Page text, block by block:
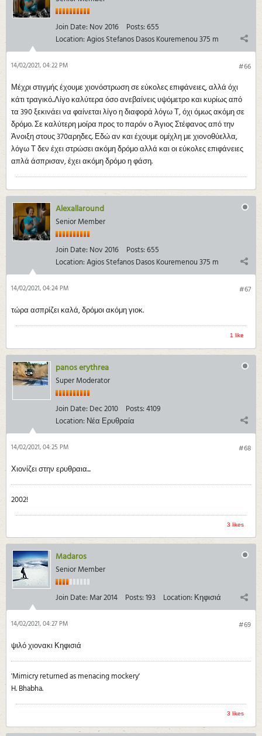
Join Date: Nov 2016 Posts:655
Location:Agios Stefanos Dasos Kouremenou 375 m
#66
14/02/2021, 04:22 PM
Μέχρι στιγμής έχουμε χιονόστρωση σε εύκολες επιφάνειες, αλλά όχι
κάτι τραγικό..Λίγο καλύτερα όσο ανεβαίνεις υψόμετρο και κυρίως από
τα 390 ξεκινάει να φαίνεται λίγο η διαφορά λόγω Τ, όχι όμως ακόμη σε
δρόμο. Σε καλύτερη μοίρα προς το παρόν ο Άγιος Στέφανος από την
Άνοιξη στους 370αρηδες. Εδώ αν και έχουμε ομίχλη με χιονοθύελλα,
λόγω Τ δεν έχει στρώσει ακόμη δρόμο αλλά και οι εύκολες επιφάνειες
απλά άσπρισαν, έχει ακόμη δρόμο η φάση.
Alexallaround
Senior Member
Join Date: Nov 2016 Posts:655
Location:Agios Stefanos Dasos Kouremenou 375 m
#67
14/02/2021, 04:24 PM
τώρα ασπρίζει καλά, δρόμοι ακόμη γιοκ.
1 like
panos erythrea
Super Moderator
Join Date: Dec 2010 Posts:4109
Location: Νέα Ερυθραία
#68
14/02/2021, 04:25 PM
Χιονίζει στην ερυθραια...
2002!
3 likes
Madaros
Senior Member
Join Date: Mar 2014 Posts:193 Location: Κηφισιά
#69
14/02/2021, 04:27 PM
ψιλό χιονακι Κηφισιά
'Mimicry returned as menacing mockery'
H. Bhabha.
3 likes